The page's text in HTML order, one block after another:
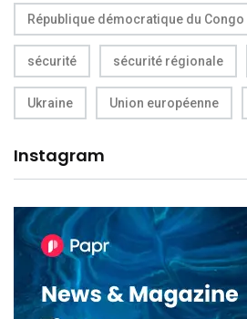
République démocratique du Congo
sécurité sécurité régionale
Ukraine Union européenne
Instagram